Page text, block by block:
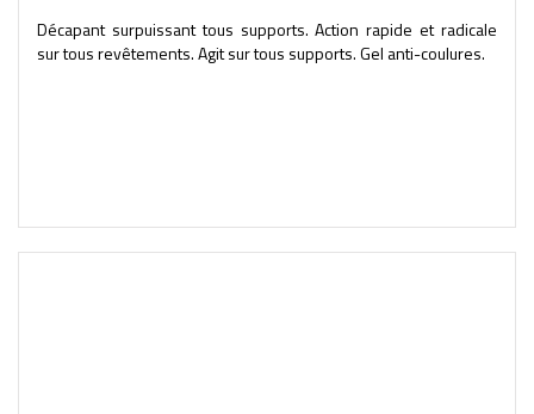
Décapant surpuissant tous supports. Action rapide et radicale
sur tous revêtements. Agit sur tous supports. Gel anti-coulures.